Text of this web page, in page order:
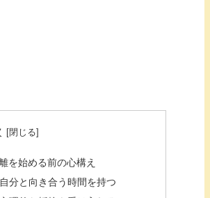
を始める前の心構え
自分と向き合う時間を持つ